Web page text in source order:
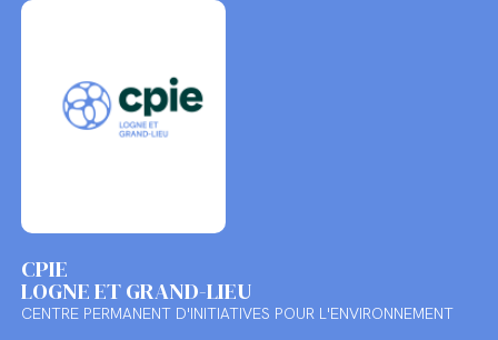
CPIE
LOGNE ET GRAND-LIEU
CENTRE PERMANENT D'INITIATIVES POUR L'ENVIRONNEMENT